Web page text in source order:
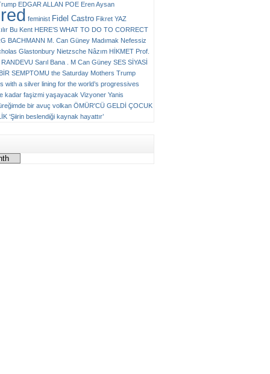
EDGAR ALLAN POE Eren Aysan
feminist Fidel Castro Fikret YAZ
Bu Kent HERE’S WHAT TO DO TO CORRECT
BACHMANN M. Can Güney Madımak Nefessiz
Glastonbury Nietzsche Nâzım HİKMET Prof.
RANDEVU Sarıl Bana . M Can Güney SES SİYASİ
SEMPTOMU the Saturday Mothers Trump
with a silver lining for the world’s progressives
kadar faşizmi yaşayacak Vizyoner Yanis
bir avuç volkan ÖMÜR'CÜ GELDİ ÇOCUK
‘Şiirin beslendiği kaynak hayattır’